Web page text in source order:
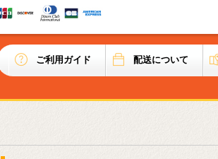
ご利用ガイド 配送について